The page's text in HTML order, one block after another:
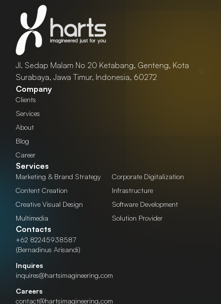
Jl. Sedap Malam No 20 Ketabang, Genteng, Kota
Surabaya, Jawa Timur, Indonesia, 60272
Company
Clients
Services
About
Blog
Career
Services
Marketing & Brand Strategy
Content Creation
Creative Visual Design
Multimedia
Corporate Digitalization
Infrastructure
Software Development
Solution Provider
Contacts
+62 82245938587
(Bernadinus Arisandi)
Inquires
inquires@hartsimagineering.com
Careers
contact@hartsimagineering.com